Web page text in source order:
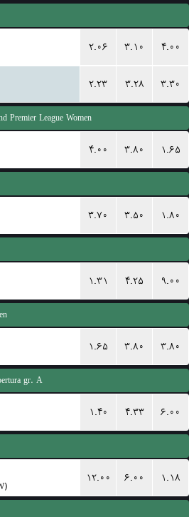
۲.۰۶ ۳.۱۰ ۴.۰۰
۲.۲۳ ۳.۲۸ ۳.۳۰
Premier League Women
۴.۰۰ ۳.۸۰ ۱.۶۵
۳.۷۰ ۳.۵۰ ۱.۸۰
۱.۳۱ ۴.۲۵ ۹.۰۰
۱.۶۵ ۳.۸۰ ۳.۸۰
gr. A
۱.۴۰ ۴.۳۳ ۶.۰۰
۱۲.۰۰ ۶.۰۰ ۱.۱۸